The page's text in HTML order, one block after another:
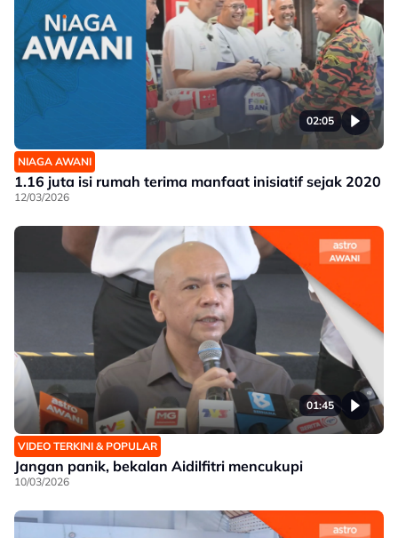
02:05
NIAGA AWANI
1.16 juta isi rumah terima manfaat inisiatif sejak 2020
12/03/2026
01:45
VIDEO TERKINI & POPULAR
Jangan panik, bekalan Aidilfitri mencukupi
10/03/2026